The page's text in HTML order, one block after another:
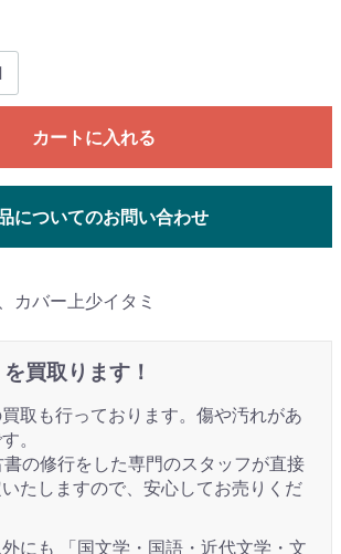
カートに入れる
についてのお問い合わせ
カバー上少イタミ
を買取ります！
買取も行っております。傷や汚れがあ
。
の修行をした専門のスタッフが直接
たしますので、安心してお売りくだ
外にも 「国文学・国語・近代文学・文